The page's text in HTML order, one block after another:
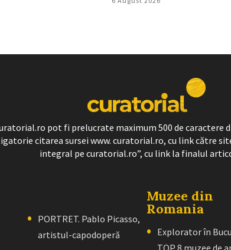
pot fi prelucrate maximum 500 de
citarea sursei www. curatorial.ro, cu link către
integral pe curatorial.ro”, cu link la finalul
PORTRET. Pablo Picasso,
artistul-capodoperă
Muzee din
Romania
Explorator în
TOP 8 muzee de